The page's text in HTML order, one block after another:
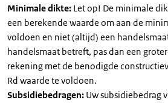
Minimale dikte: Let op! De minimale
een berekende waarde om aan de
voldoen en niet (altijd) een
handelsmaat betreft, pas dan een
rekening met de benodigde
Rd waarde te voldoen.
Subsidiebedragen: Uw subsidiebedrag